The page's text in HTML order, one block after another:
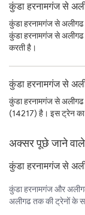
कुंडा हरनामगंज से
कुंडा हरनामगंज से
कुंडा हरनामगंज से
करती है।
कुंडा हरनामगंज से
कुंडा हरनामगंज से
(14217) है। इस ट्रेन का
अक्सर पूछे जाने
कुंडा हरनामगंज से
कुंडा हरनामगंज और
अलीगढ तक की ट्रेनों के